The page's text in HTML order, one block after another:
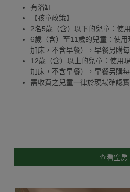
有浴缸
【孩童政策】
2名5歲（含）以下的兒童：使
6歲（含）至11歲的兒童：使
加床，不含早餐），早餐另購
12歲（含）以上的兒童：使用
加床，不含早餐），早餐另購
需收費之兒童一律於現場確認
查看空房